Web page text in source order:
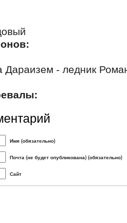
Дараизем - ледник
Имя (обязательно)
Почта (не будет опубликована) (обязательно)
Сайт